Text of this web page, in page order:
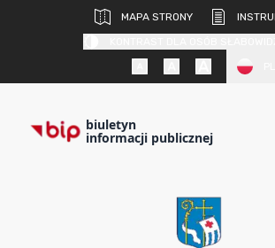
MAPA STRONY
biuletyn
informacji publicznej